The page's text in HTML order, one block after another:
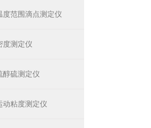
度范围滴点测定仪
度测定仪
醇硫测定仪
动粘度测定仪